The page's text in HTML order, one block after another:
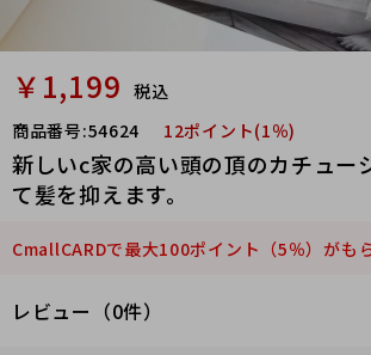
￥1,199 税込
商品番号:54624 12ポイント(1％)
新しいc家の高い頭の頂のカチュー
て髪を抑えます。
CmallCARDで最大100ポイント（5％）がも
レビュー（0件）